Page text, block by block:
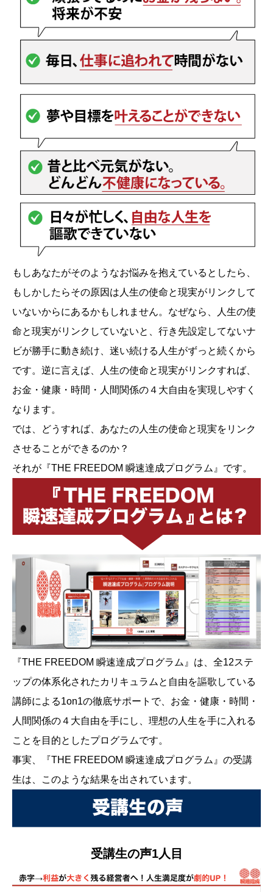
もしあなたがそのようなお悩みを抱えているとしたら、
もしかしたらその原因は人生の使命と現実がリンクして
いないからにあるかもしれません。なぜなら、人生の使
命と現実がリンクしていないと、行き先設定してないナ
ビが勝手に動き続け、迷い続ける人生がずっと続くから
です。逆に言えば、人生の使命と現実がリンクすれば、
お金・健康・時間・人間関係の４大自由を実現しやすく
なります。
では、どうすれば、あなたの人生の使命と現実をリンク
させることができるのか？
それが『THE FREEDOM 瞬速達成プログラム』です。
『THE FREEDOM 瞬速達成プログラム』は、全12ステ
ップの体系化されたカリキュラムと自由を謳歌している
講師による1on1の徹底サポートで、お金・健康・時間・
人間関係の４大自由を手にし、理想の人生を手に入れる
ことを目的としたプログラムです。
事実、『THE FREEDOM 瞬速達成プログラム』の受講
生は、このような結果を出されています。
受講生の声1人目